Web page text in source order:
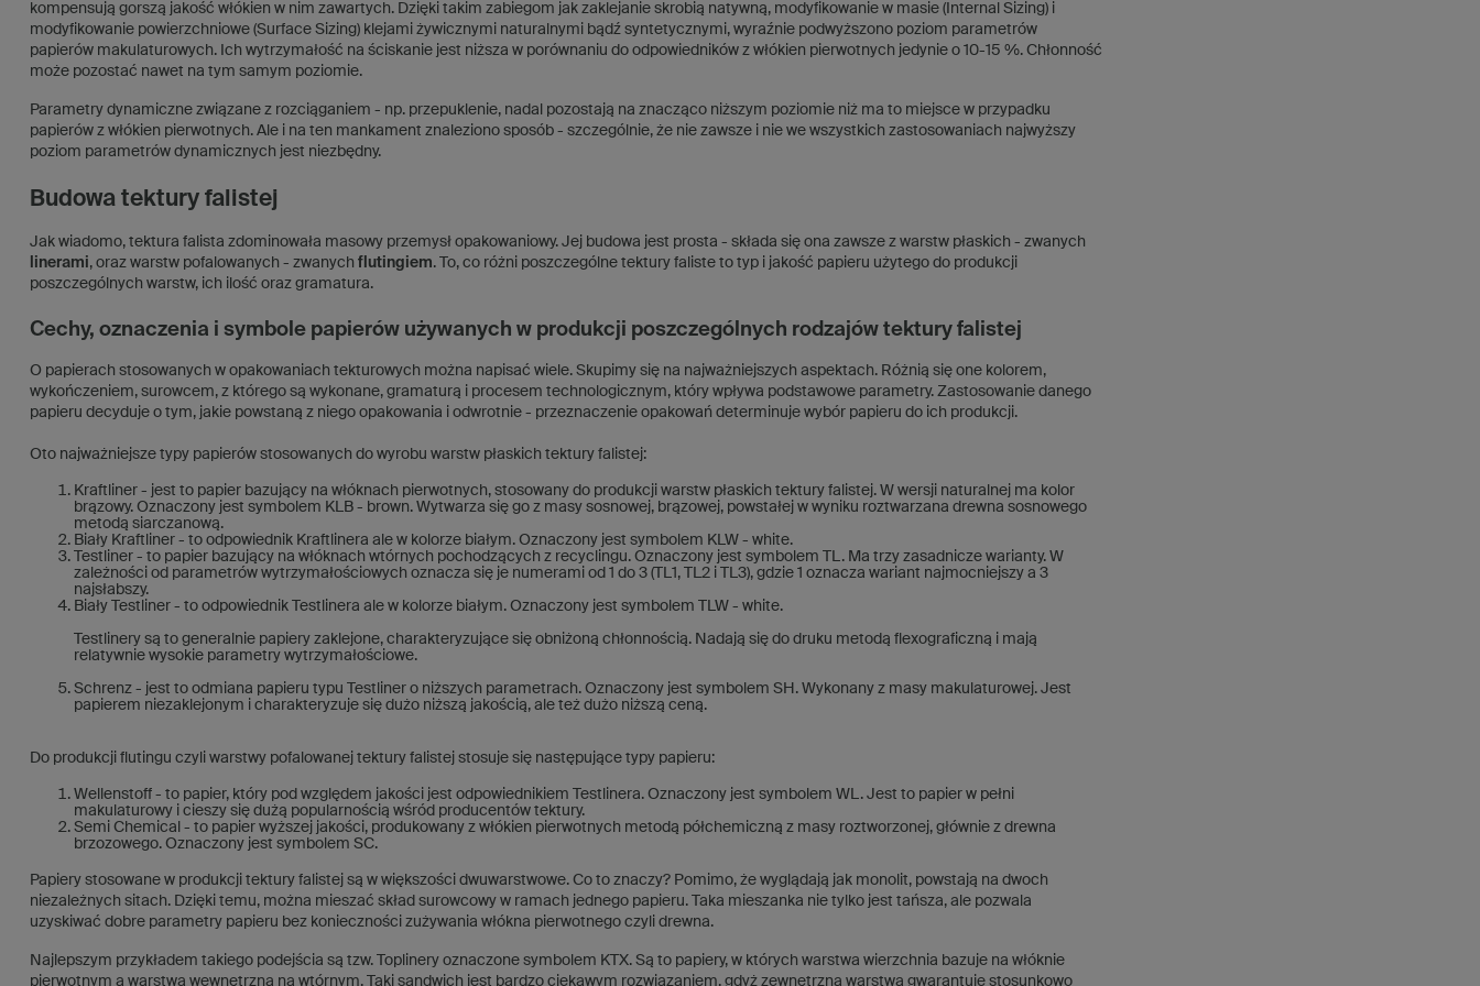
kompensują gorszą jakość włókien w nim zawartych. Dzięki takim zabiegom jak zaklejanie skrobią natywną, modyfikowanie w masie (Internal Sizing) i
modyfikowanie powierzchniowe (Surface Sizing) klejami żywicznymi naturalnymi bądź syntetycznymi, wyraźnie podwyższono poziom parametrów
papierów makulaturowych. Ich wytrzymałość na ściskanie jest niższa w porównaniu do odpowiedników z włókien pierwotnych jedynie o 10-15 %. Chłonność
może pozostać nawet na tym samym poziomie.
Parametry dynamiczne związane z rozciąganiem - np. przepuklenie, nadal pozostają na znacząco niższym poziomie niż ma to miejsce w przypadku
papierów z włókien pierwotnych. Ale i na ten mankament znaleziono sposób - szczególnie, że nie zawsze i nie we wszystkich zastosowaniach najwyższy
poziom parametrów dynamicznych jest niezbędny.
Budowa tektury falistej
Jak wiadomo, tektura falista zdominowała masowy przemysł opakowaniowy. Jej budowa jest prosta - składa się ona zawsze z warstw płaskich - zwanych
linerami, oraz warstw pofalowanych - zwanych flutingiem. To, co różni poszczególne tektury faliste to typ i jakość papieru użytego do produkcji
poszczególnych warstw, ich ilość oraz gramatura.
Cechy, oznaczenia i symbole papierów używanych w produkcji poszczególnych rodzajów tektury falistej
O papierach stosowanych w opakowaniach tekturowych można napisać wiele. Skupimy się na najważniejszych aspektach. Różnią się one kolorem,
wykończeniem, surowcem, z którego są wykonane, gramaturą i procesem technologicznym, który wpływa podstawowe parametry. Zastosowanie danego
papieru decyduje o tym, jakie powstaną z niego opakowania i odwrotnie - przeznaczenie opakowań determinuje wybór papieru do ich produkcji.
Oto najważniejsze typy papierów stosowanych do wyrobu warstw płaskich tektury falistej:
Kraftliner - jest to papier bazujący na włóknach pierwotnych, stosowany do produkcji warstw płaskich tektury falistej. W wersji naturalnej ma kolor
brązowy. Oznaczony jest symbolem KLB - brown. Wytwarza się go z masy sosnowej, brązowej, powstałej w wyniku roztwarzana drewna sosnowego
metodą siarczanową.
Biały Kraftliner - to odpowiednik Kraftlinera ale w kolorze białym. Oznaczony jest symbolem KLW - white.
Testliner - to papier bazujący na włóknach wtórnych pochodzących z recyclingu. Oznaczony jest symbolem TL. Ma trzy zasadnicze warianty. W
zależności od parametrów wytrzymałościowych oznacza się je numerami od 1 do 3 (TL1, TL2 i TL3), gdzie 1 oznacza wariant najmocniejszy a 3
najsłabszy.
Biały Testliner - to odpowiednik Testlinera ale w kolorze białym. Oznaczony jest symbolem TLW - white.
Testlinery są to generalnie papiery zaklejone, charakteryzujące się obniżoną chłonnością. Nadają się do druku metodą flexograficzną i mają
relatywnie wysokie parametry wytrzymałościowe.
Schrenz - jest to odmiana papieru typu Testliner o niższych parametrach. Oznaczony jest symbolem SH. Wykonany z masy makulaturowej. Jest
papierem niezaklejonym i charakteryzuje się dużo niższą jakością, ale też dużo niższą ceną.
Do produkcji flutingu czyli warstwy pofalowanej tektury falistej stosuje się następujące typy papieru:
Wellenstoff - to papier, który pod względem jakości jest odpowiednikiem Testlinera. Oznaczony jest symbolem WL. Jest to papier w pełni
makulaturowy i cieszy się dużą popularnością wśród producentów tektury.
Semi Chemical - to papier wyższej jakości, produkowany z włókien pierwotnych metodą półchemiczną z masy roztworzonej, głównie z drewna
brzozowego. Oznaczony jest symbolem SC.
Papiery stosowane w produkcji tektury falistej są w większości dwuwarstwowe. Co to znaczy? Pomimo, że wyglądają jak monolit, powstają na dwoch
niezależnych sitach. Dzięki temu, można mieszać skład surowcowy w ramach jednego papieru. Taka mieszanka nie tylko jest tańsza, ale pozwala
uzyskiwać dobre parametry papieru bez konieczności zużywania włókna pierwotnego czyli drewna.
Najlepszym przykładem takiego podejścia są tzw. Toplinery oznaczone symbolem KTX. Są to papiery, w których warstwa wierzchnia bazuje na włóknie
pierwotnym a warstwa wewnętrzna na wtórnym. Taki sandwich jest bardzo ciekawym rozwiązaniem, gdyż zewnętrzna warstwa gwarantuje stosunkowo